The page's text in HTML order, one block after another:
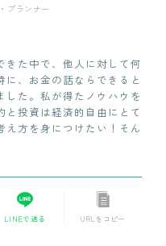
プランナー
きた中で、他人に対して何
、お金の話ならできると
た。私が得たノウハウを
投資は経済的自由にとて
え方を身につけたい！そん
LINEで送る URLをコピー